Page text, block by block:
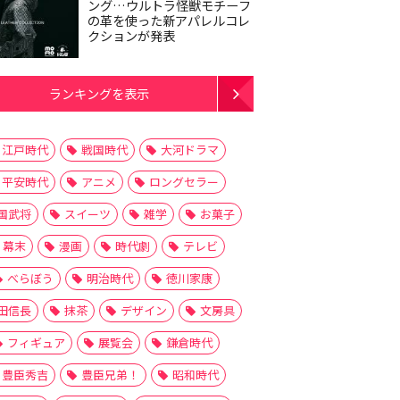
ング…ウルトラ怪獣モチーフ
の革を使った新アパレルコレ
クションが発表
ランキングを表示
江戸時代 戦国時代
大河ドラマ
平安時代
アニメ
ロングセラー
武将
スイーツ 雑学
お菓子
幕末
漫画 時代劇
テレビ
べらぼう
明治時代
徳川家康
信長
抹茶 デザイン
文房具
フィギュア
展覧会
鎌倉時代
豊臣秀吉
豊臣兄弟！
昭和時代